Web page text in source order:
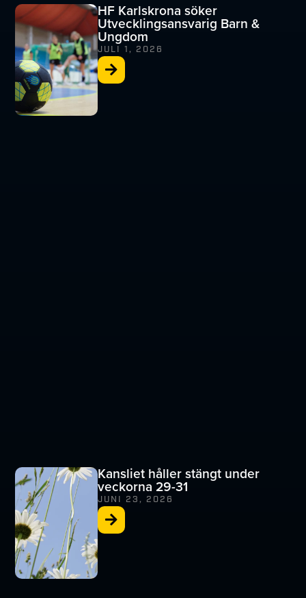
HF Karlskrona söker
Utvecklingsansvarig Barn &
Ungdom
JULI 1, 2026
Kansliet håller stängt under
veckorna 29-31
JUNI 23, 2026